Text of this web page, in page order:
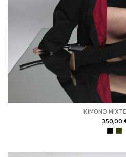
KIMONO
350,00